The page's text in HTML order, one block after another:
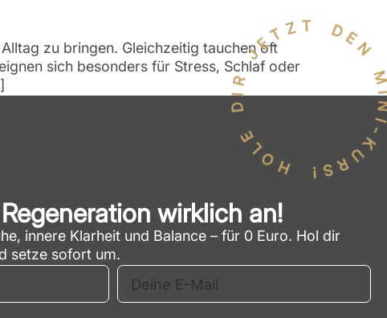
zu bringen. Gleichzeitig tauchen oft
sich besonders für Stress, Schlaf oder
HOLE DIR JETZT DEN
wirklich an!
innere Klarheit und Balance – für 0 Euro. Hol dir
setze sofort um.